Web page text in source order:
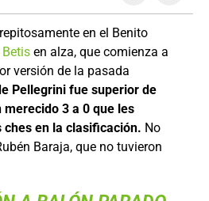
en el Benito
Betis en alza, que comienza a
versión de la pasada
Pellegrini fue superior de
3 a 0 que les
en la clasificación. No
Baraja, que no tuvieron